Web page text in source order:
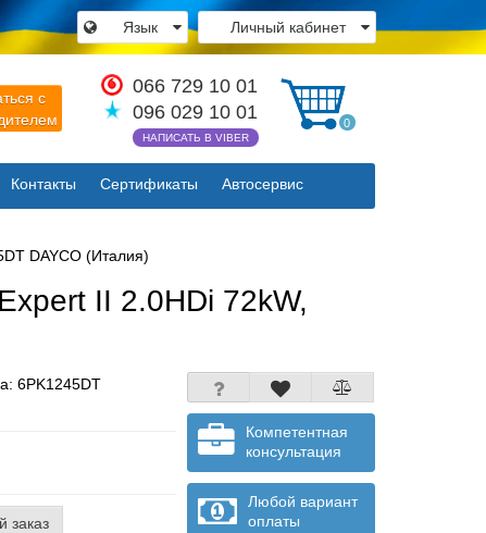
Личный кабинет
Язык
с
066 729 10 01
096 029 10 01
НАПИСАТЬ В VIBER
0
Контакты Сертификаты Автосервис
DAYCO (Италия)
II 2.0HDi 72kW,
6PK1245DT
заказ
Компетентная
консультация
Любой вариант
оплаты